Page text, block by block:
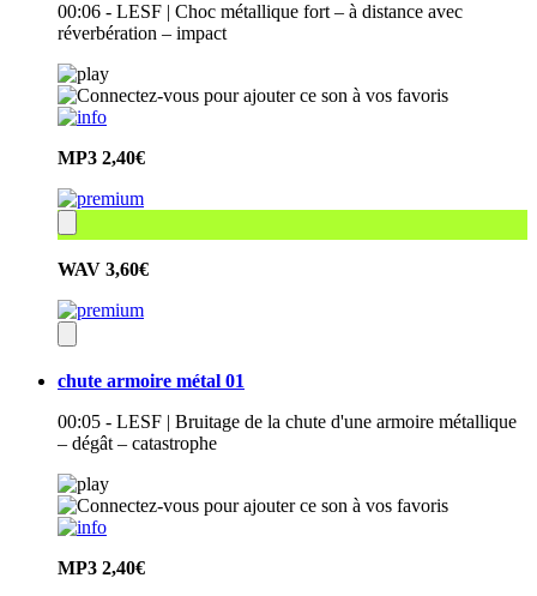
00:06 - LESF | Choc métallique fort – à distance avec
réverbération – impact
MP3 2,40€
WAV 3,60€
chute armoire métal 01
00:05 - LESF | Bruitage de la chute d'une armoire métallique
– dégât – catastrophe
MP3 2,40€